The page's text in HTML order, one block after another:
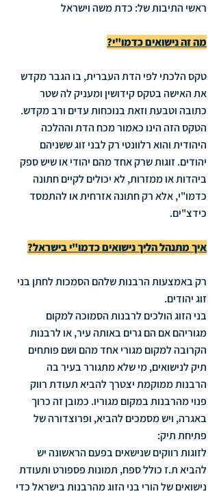
ראשי התיבות של: כדת משה וישראל
מה זה נישואים כדמו"י?
טקס הלכתי לפי הדת העברית, בו הגבר מקדש
את האישה בטקס קידושין ומעניק לה שטר
כתובה וטבעת וזאת בנוכחות עדים ורב מקדש.
הטקס הזה הינו כאמור מכח הדת וההלכה
היהודית והוא רלוונטי רק לבני זוג ששניהם
יהודים. זוגות שרק אחד מהם יהודי או שיש ספק
ביהדות או ממזרות, לא יכולים לקיים חתונה
כדמו"י, אלא רק חתונה אזרחית או להתמסד
כידצ"ים.
איך מתנהל הליך נישואים כדמו"י בישראל?
רק באמצעות הרבנות שלהם הסמכות לחתן בני
זוג יהודים.
בני הזוג הולכים לרבנות הסמוכה למקום
מגוריהם אם הם גרים באותה עיר, או לרבנות
הקרובה למקום מגורי אחד מהם ושם פותחים
תיק לנישואים, מי שלא מתגורר בעיר בה
הרבנות ממוקמת יצטרך להביא תעודת רווק
פנוי מהרבנות במקום מגוריו. כמובן זה כרוך
באגרה, ויש מסמכים להביא, ופרוצדורה של
פתיחת תיק:
לזוגות רווקים שנישאים בפעם הראשונה יש
להביא ת.ז כולל ספח, תמונות פספורט ותעודת
נישואים של הורי בני הזוג מהרבנות בישראל כדי